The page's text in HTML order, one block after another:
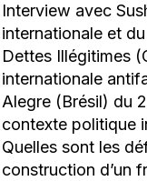
Interview avec
internationale et
Dettes Illégitimes
internationale
Alegre (Brésil) du
contexte politique
Quelles sont les
construction d’un